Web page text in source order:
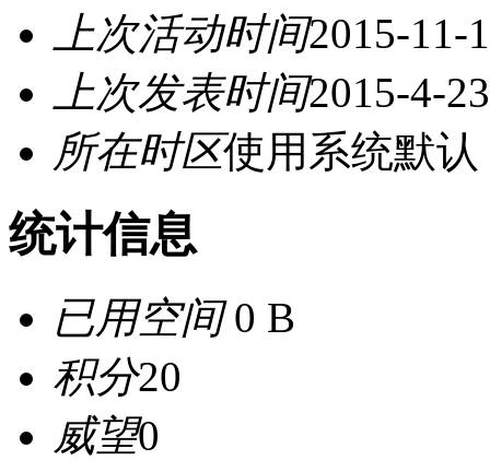
上次活动时间2015-11-
上次发表时间2015-4-
所在时区使用系统默认
统计信息
已用空间0 B
积分20
威望0